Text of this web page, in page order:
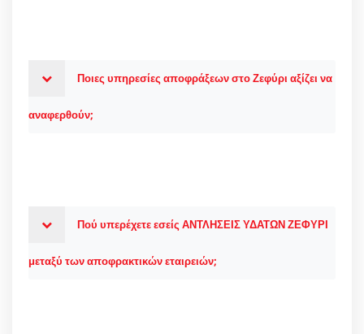
Ποιες υπηρεσίες αποφράξεων στο Ζεφύρι αξίζει να
αναφερθούν;
Πού υπερέχετε εσείς ΑΝΤΛΗΣΕΙΣ ΥΔΑΤΩΝ ΖΕΦΥΡΙ
μεταξύ των αποφρακτικών εταιρειών;